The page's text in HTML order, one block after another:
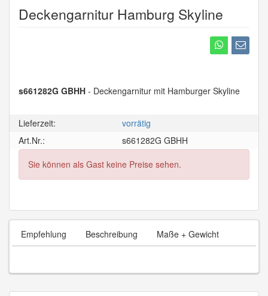
Deckengarnitur Hamburg Skyline
s661282G GBHH - Deckengarnitur mit Hamburger Skyline
Lieferzeit:
vorrätig
Art.Nr.:
s661282G GBHH
Sie können als Gast keine Preise sehen.
Empfehlung Beschreibung Maße + Gewicht